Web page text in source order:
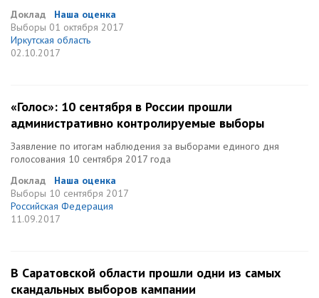
Доклад
Наша оценка
Выборы 01 октября 2017
Иркутская область
02.10.2017
«Голос»: 10 сентября в России прошли
административно контролируемые выборы
Заявление по итогам наблюдения за выборами единого дня
голосования 10 сентября 2017 года
Доклад
Наша оценка
Выборы 10 сентября 2017
Российская Федерация
11.09.2017
В Саратовской области прошли одни из самых
скандальных выборов кампании